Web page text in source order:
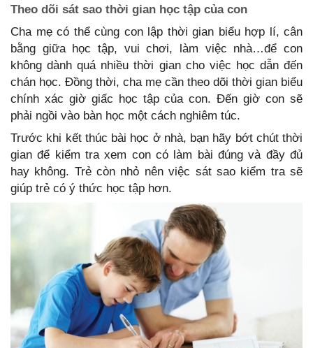
Theo dõi sát sao thời gian học tập của con
Cha mẹ có thể cùng con lập thời gian biểu hợp lí, cân
bằng giữa học tập, vui chơi, làm việc nhà…để con
không dành quá nhiều thời gian cho việc học dẫn đến
chán học. Đồng thời, cha mẹ cần theo dõi thời gian biểu
chính xác giờ giấc học tập của con. Đến giờ con sẽ
phải ngồi vào bàn học một cách nghiêm túc.
Trước khi kết thúc bài học ở nhà, bạn hãy bớt chút thời
gian để kiểm tra xem con có làm bài đúng và đầy đủ
hay không. Trẻ còn nhỏ nên việc sát sao kiểm tra sẽ
giúp trẻ có ý thức học tập hơn.